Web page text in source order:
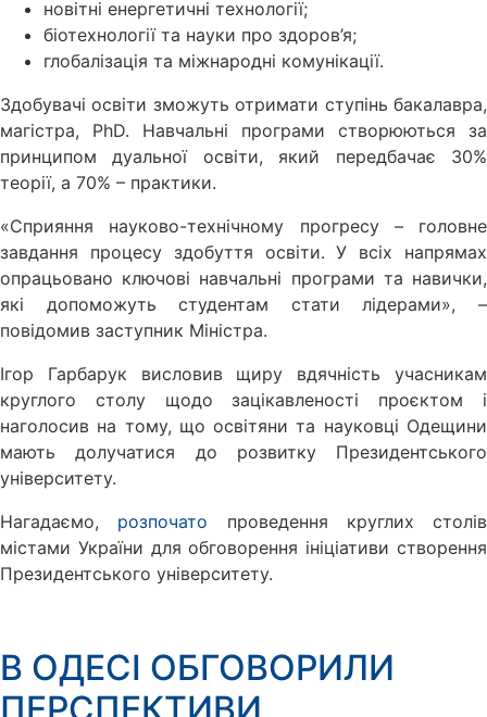
новітні енергетичні технології;
біотехнології та науки про здоров’я;
глобалізація та міжнародні комунікації.
Здобувачі освіти зможуть отримати ступінь бакалавра,
магістра, PhD. Навчальні програми створюються за
принципом дуальної освіти, який передбачає 30%
теорії, а 70% – практики.
«Сприяння науково-технічному прогресу – головне
завдання процесу здобуття освіти. У всіх напрямах
опрацьовано ключові навчальні програми та навички,
які допоможуть студентам стати лідерами», –
повідомив заступник Міністра.
Ігор Гарбарук висловив щиру вдячність учасникам
круглого столу щодо зацікавленості проєктом і
наголосив на тому, що освітяни та науковці Одещини
мають долучатися до розвитку Президентського
університету.
Нагадаємо, розпочато проведення круглих столів
містами України для обговорення ініціативи створення
Президентського університету.
В ОДЕСІ ОБГОВОРИЛИ